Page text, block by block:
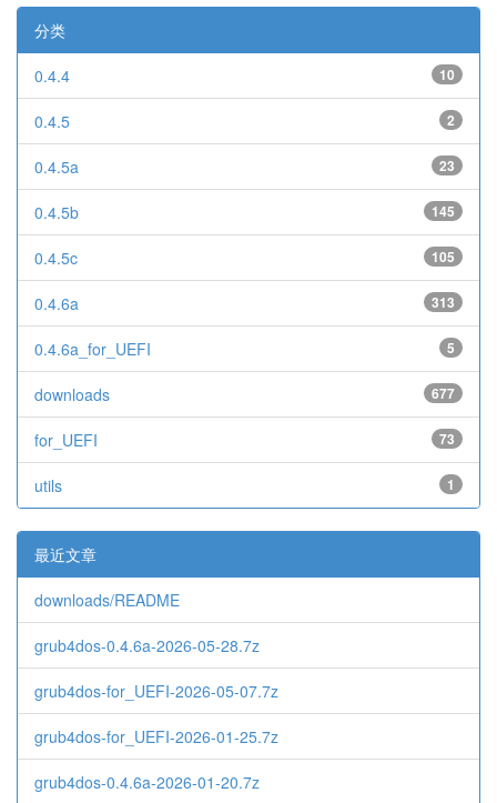
分类
10
0.4.4
2
0.4.5
23
0.4.5a
145
0.4.5b
105
0.4.5c
313
0.4.6a
5
0.4.6a_for_UEFI
677
downloads
73
for_UEFI
1
utils
最近文章
downloads/README
grub4dos-0.4.6a-2026-05-28.7z
grub4dos-for_UEFI-2026-05-07.7z
grub4dos-for_UEFI-2026-01-25.7z
grub4dos-0.4.6a-2026-01-20.7z